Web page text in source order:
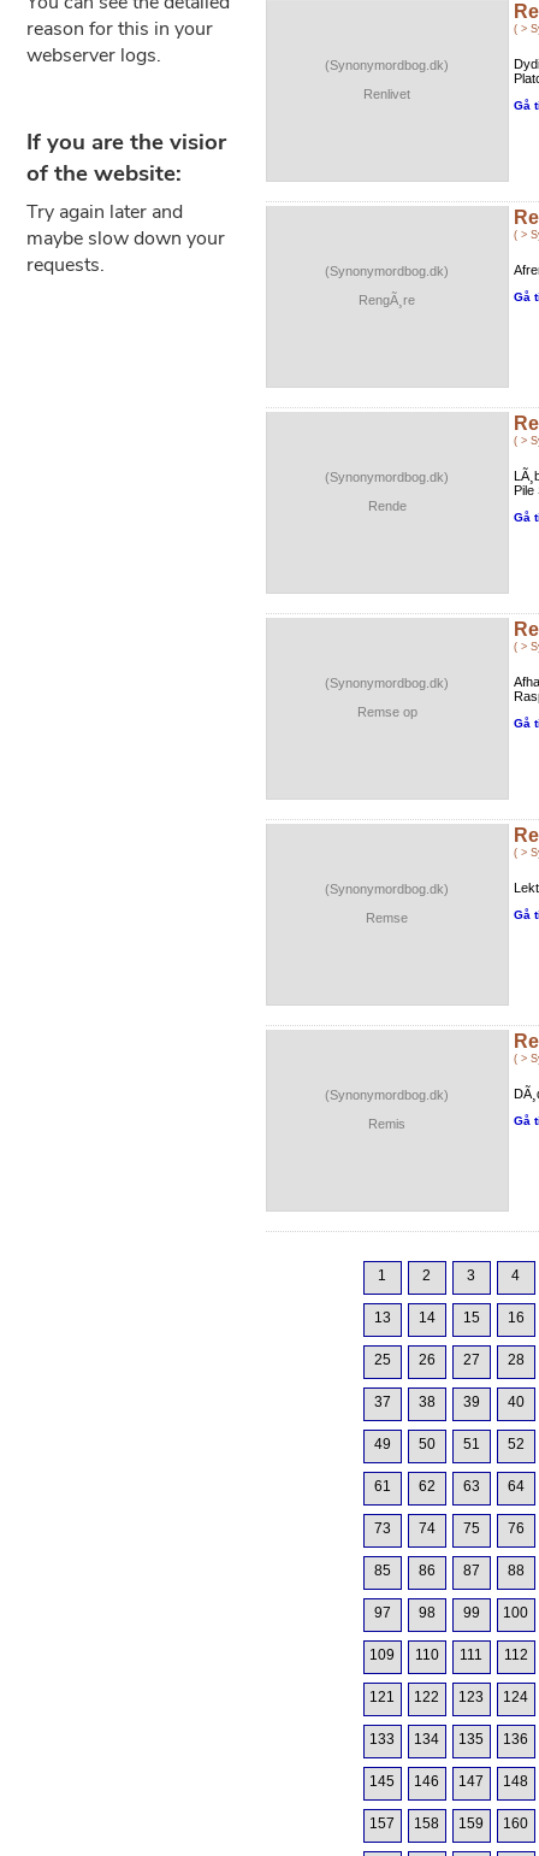
(Synonymordbog.dk)
Renlivet
( >
Gå
(Synonymordbog.dk)
RengÃ¸re
( >
Gå
(Synonymordbog.dk)
Rende
( >
Pile
Gå
(Synonymordbog.dk)
Remse op
( >
Gå
(Synonymordbog.dk)
Remse
( >
Gå
(Synonymordbog.dk)
Remis
( >
Gå
1 2 3 4
13 14 15 16
25 26 27 28
37 38 39 40
49 50 51 52
61 62 63 64
73 74 75 76
85 86 87 88
97 98 99 100
109 110 111 112
121 122 123 124
133 134 135 136
145 146 147 148
157 158 159 160